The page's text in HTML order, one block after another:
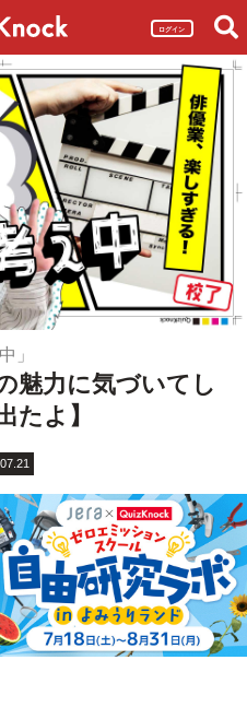
ログイン
」
魅力に気づいてし
たよ】